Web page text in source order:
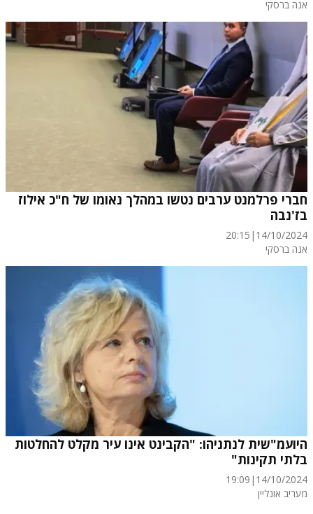
אנה ברסקי
חברי פרלמנט ערבים נטשו במהלך נאומו של ח"כ אילוז
בז'נבה
14/10/2024
|
20:15
אנה ברסקי
היועמ"שית לנתניהו: "הקבינט אינו עיר מקלט להחלטות
בלתי תקינות"
14/10/2024
|
19:09
מעריב אונליין